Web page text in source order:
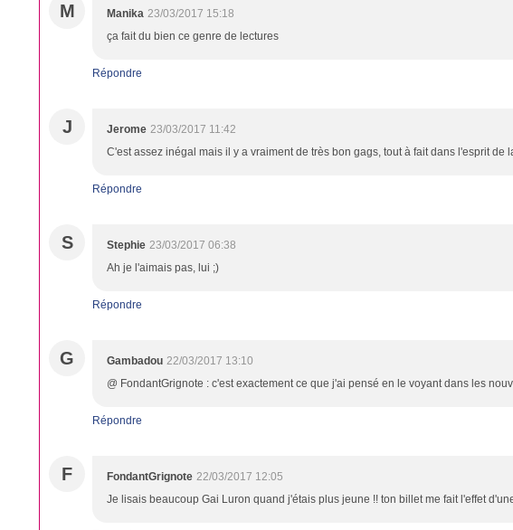
M Manika 23/03/2017 15:18
ça fait du bien ce genre de lectures
Répondre
J Jerome 23/03/2017 11:42
C'est assez inégal mais il y a vraiment de très bon gags, tout à fait dans l'esprit de
Répondre
S Stephie 23/03/2017 06:38
Ah je l'aimais pas, lui ;)
Répondre
G Gambadou 22/03/2017 13:10
@ FondantGrignote : c'est exactement ce que j'ai pensé en le voyant dans les
Répondre
F FondantGrignote 22/03/2017 12:05
Je lisais beaucoup Gai Luron quand j'étais plus jeune !! ton billet me fait l'effet